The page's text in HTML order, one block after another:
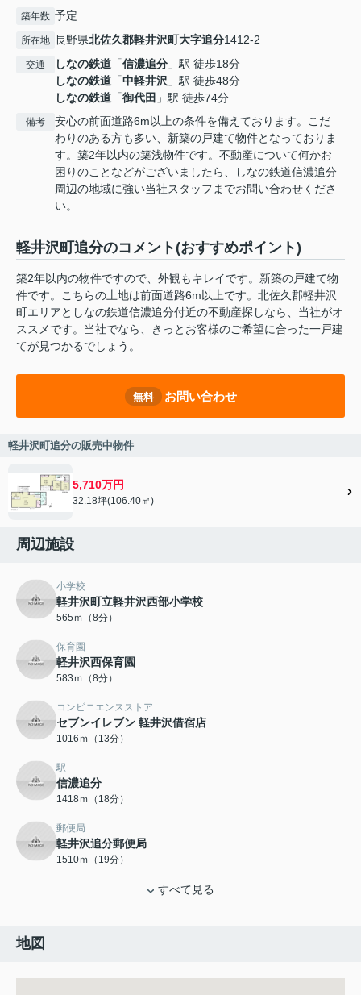
築年数 予定
所在地 長野県北佐久郡軽井沢町大字追分1412-2
交通 しなの鉄道 「信濃追分 」駅 徒歩18分
しなの鉄道 「中軽井沢 」駅 徒歩48分
しなの鉄道 「御代田 」駅 徒歩74分
備考
安心の前面道路6m以上の条件を備えております。こだ
わりのある方も多い、新築の戸建て物件となっておりま
す。築2年以内の築浅物件です。不動産について何かお
困りのことなどがございましたら、しなの鉄道信濃追分
周辺の地域に強い当社スタッフまでお問い合わせくださ
い。
軽井沢町追分のコメント(おすすめポイント)
築2年以内の物件ですので、外観もキレイです。新築の戸建て物
件です。こちらの土地は前面道路6m以上です。北佐久郡軽井沢
町エリアとしなの鉄道信濃追分付近の不動産探しなら、当社がオ
ススメです。当社でなら、きっとお客様のご希望に合った一戸建
てが見つかるでしょう。
無料 お問い合わせ
軽井沢町追分の販売中物件
5,710万円
32.18坪(106.40㎡)
周辺施設
小学校
軽井沢町立軽井沢西部小学校
565ｍ（8分）
保育園
軽井沢西保育園
583ｍ（8分）
コンビニエンスストア
セブンイレブン 軽井沢借宿店
1016ｍ（13分）
駅
信濃追分
1418ｍ（18分）
郵便局
軽井沢追分郵便局
1510ｍ（19分）
すべて見る
地図